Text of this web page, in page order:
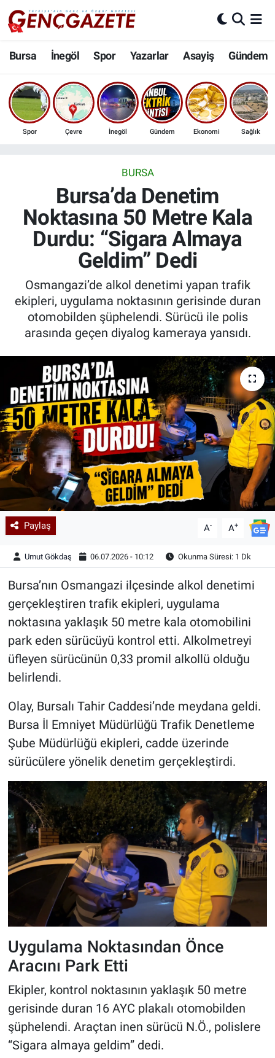
Bursa İnegöl Spor Yazarlar Asayiş Gündem
Spor Çevre İnegöl Gündem Ekonomi Sağlık
BURSA
Bursa’da Denetim
Noktasına 50 Metre Kala
Durdu: “Sigara Almaya
Geldim” Dedi
Osmangazi’de alkol denetimi yapan trafik
ekipleri, uygulama noktasının gerisinde duran
otomobilden şüphelendi. Sürücü ile polis
arasında geçen diyalog kameraya yansıdı.
Paylaş A- A+
Umut Gökdaş 06.07.2026 - 10:12 Okunma Süresi: 1 Dk
Bursa’nın Osmangazi ilçesinde alkol denetimi
gerçekleştiren trafik ekipleri, uygulama
noktasına yaklaşık 50 metre kala otomobilini
park eden sürücüyü kontrol etti. Alkolmetreyi
üfleyen sürücünün 0,33 promil alkollü olduğu
belirlendi.
Olay, Bursalı Tahir Caddesi’nde meydana geldi.
Bursa İl Emniyet Müdürlüğü Trafik Denetleme
Şube Müdürlüğü ekipleri, cadde üzerinde
sürücülere yönelik denetim gerçekleştirdi.
Uygulama Noktasından Önce
Aracını Park Etti
Ekipler, kontrol noktasının yaklaşık 50 metre
gerisinde duran 16 AYC plakalı otomobilden
şüphelendi. Araçtan inen sürücü N.Ö., polislere
“Sigara almaya geldim” dedi.
Bursa
İnegöl
3.SAYFA
Ekonomi
Güncel
Kadın & Aile
Kültür & Sanat
Sağlık
Siyaset
Teknoloji
Yazarlar
Astroloji-Rüya
Nöbetçi Eczaneler
Hava Durumu
Trafik Durumu
Son Dakika Haberleri
Haber Arşivi